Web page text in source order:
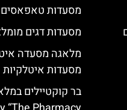
מסעדות
מסעדות דגים
מלאגה מסעדה
מסעדות איטלקיות
בר קוקטיילים